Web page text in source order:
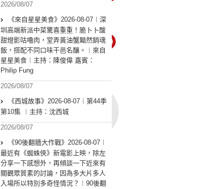
2026/08/07
《來自星星美食》2026-08-07︱深
圳高端新派中菜驚喜重重！脆卜卜酸
甜燈影咕嚕肉，堂弄黃油蟹黯然銷魂
飯，搭配不同口味干邑名釀。︱來自
星星美食︱主持：陳俊偉 嘉賓：
Philip Fung
2026/08/07
《西城故事》2026-08-07︱第44季
第10集 ︱主持：沈西城
2026/08/07
《90後翻牆大作戰》2026-08-07︱
最近有《蜘蛛俠》新電影上映，除左
分享一下感想外，再傾談一下近來有
關觀眾質素的討論，因為多大片多人
入場所以特別多奇怪情況？︱90後翻